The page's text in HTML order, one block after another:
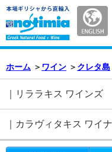
ホーム ＞ ワイン ＞ クレタ島
｜リララキス ワインズ
｜カラヴィタキス ワイ